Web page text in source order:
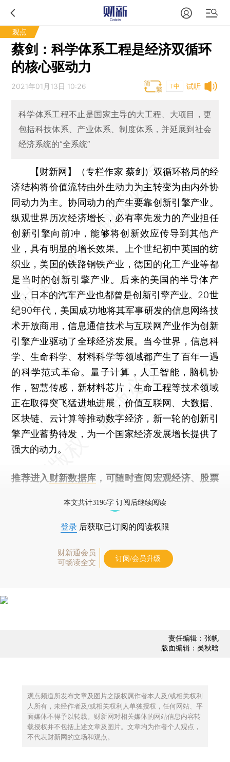
观点
蔡剑：科学体系工程是经济双循环
的核心驱动力
试听
2021年01月13日 10:26 T中
科学体系工程不止是国家主导的大工程、大项目，更
包括科技体系、产业体系、制度体系，并延展到社会
经济系统的“全系统”
【财新网】（专栏作家 蔡剑）双循环格局的经
济结构将价值流转由外生动力为主转变为由内外协
同动力为主。协同动力的产生要靠创新引擎产业。
纵观世界历次经济增长，必有率先发力的产业担任
创新引擎向前冲，能够将创新效应传导到其他产
业，具有明显的增长效果。上个世纪初中英国的纺
织业，美国的铁路钢铁产业，德国的化工产业等都
是当时的创新引擎产业。后来的美国的半导体产
业，日本的汽车产业也都曾是创新引擎产业。20世
纪90年代，美国成功地将其军事研发的信息网络技
术开放商用，信息通信技术与互联网产业作为创新
引擎产业驱动了全球经济发展。当今世界，信息科
学、生命科学、材料科学等领域都产生了百年一遇
的科学范式革命。量子计算，人工智能，脑机协
作，智慧传感，新材料芯片，生命工程等技术领域
正在取得突飞猛进地进展，价值互联网、大数据、
区块链、云计算等推动数字经济，新一轮的创新引
擎产业蓄势待发，为一个国家经济发展增长提供了
强大的动力。
推荐进入 财新数据库 ，可随时查阅宏观经济、股票
本文共计3196字 订阅后继续阅读
登录 后获取已订阅的阅读权限
财新通会员
可畅读全文
订阅/会员升级
责任编辑：张帆
版面编辑：吴秋晗
观点频道所发布文章及图片之版权属作者本人及/或相关权利
人所有，未经作者及/或相关权利人单独授权，任何网站、平
面媒体不得予以转载。财新网对相关媒体的网站信息内容转
载授权并不包括上述文章及图片。文章均为作者个人观点，
不代表财新网的立场和观点。